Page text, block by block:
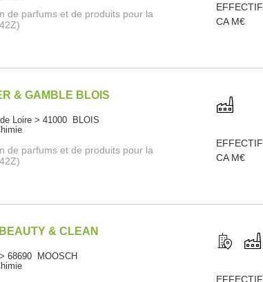
de parfums et de produits pour la
EFFECTIF
CA M€
& GAMBLE BLOIS
Loire > 41000 BLOIS
de parfums et de produits pour la
EFFECTIF
CA M€
& CLEAN
68690 MOOSCH
EFFECTIF